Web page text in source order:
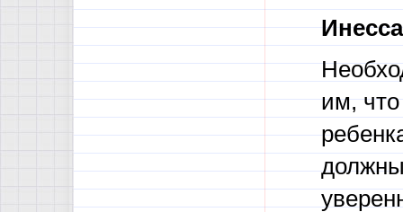
им,
должны